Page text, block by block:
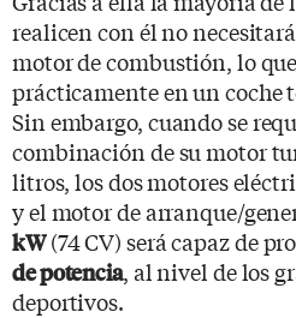
realicen con él no
motor de combustión, lo
prácticamente en un coche
Sin embargo, cuando se
combinación de su motor
litros, los dos motores
y el motor de arranque/
kW(74 CV) será capaz de
de potencia, al nivel de los
deportivos.